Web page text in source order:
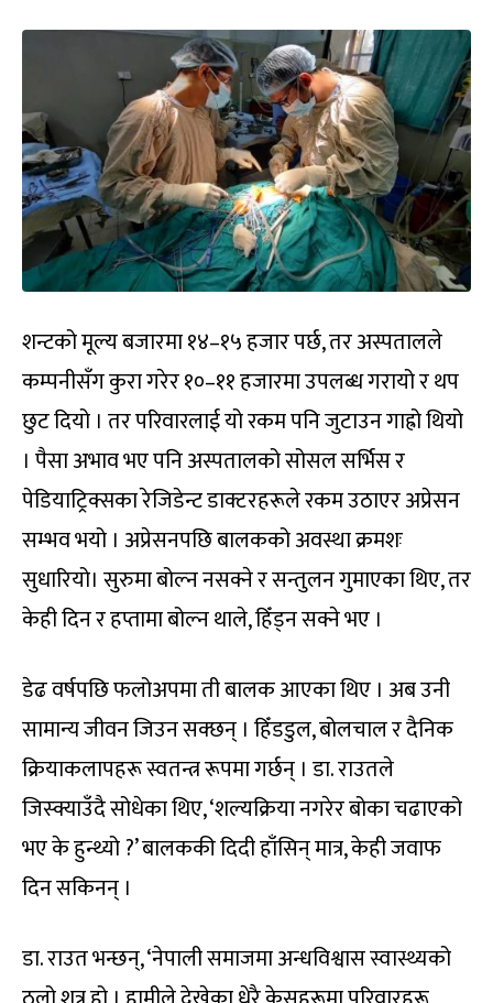
शन्टको मूल्य बजारमा १४–१५ हजार पर्छ, तर अस्पतालले
कम्पनीसँग कुरा गरेर १०–११ हजारमा उपलब्ध गरायो र थप
छुट दियो । तर परिवारलाई यो रकम पनि जुटाउन गाह्रो थियो
। पैसा अभाव भए पनि अस्पतालको सोसल सर्भिस र
पेडियाट्रिक्सका रेजिडेन्ट डाक्टरहरूले रकम उठाएर अप्रेसन
सम्भव भयो । अप्रेसनपछि बालकको अवस्था क्रमशः
सुधारियो। सुरुमा बोल्न नसक्ने र सन्तुलन गुमाएका थिए, तर
केही दिन र हप्तामा बोल्न थाले, हिँड्न सक्ने भए ।
डेढ वर्षपछि फलोअपमा ती बालक आएका थिए । अब उनी
सामान्य जीवन जिउन सक्छन् । हिँडडुल, बोलचाल र दैनिक
क्रियाकलापहरू स्वतन्त्र रूपमा गर्छन् । डा. राउतले
जिस्क्याउँदै सोधेका थिए, ‘शल्यक्रिया नगरेर बोका चढाएको
भए के हुन्थ्यो ?’ बालककी दिदी हाँसिन् मात्र, केही जवाफ
दिन सकिनन् ।
डा. राउत भन्छन्, ‘नेपाली समाजमा अन्धविश्वास स्वास्थ्यको